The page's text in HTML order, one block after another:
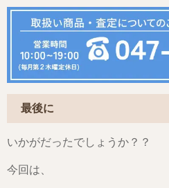
最後に
いかがだったでしょうか？？
今回は、